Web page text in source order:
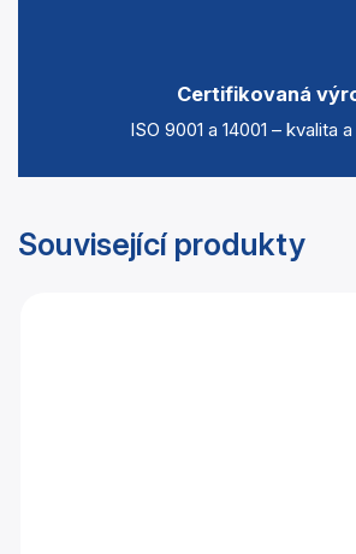
Certifikovaná
ISO 9001 a 14001 – kvalita
Související produkty